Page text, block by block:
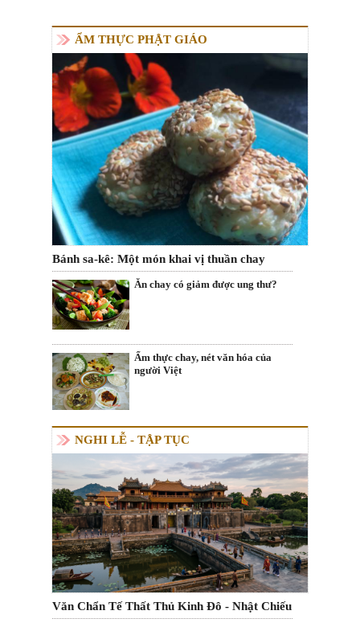
ẨM THỰC PHẬT GIÁO
Bánh sa-kê: Một món khai vị thuần chay
Ăn chay có giảm được ung thư?
Ẩm thực chay, nét văn hóa của
người Việt
NGHI LỄ - TẬP TỤC
Văn Chẩn Tế Thất Thủ Kinh Đô - Nhật Chiếu